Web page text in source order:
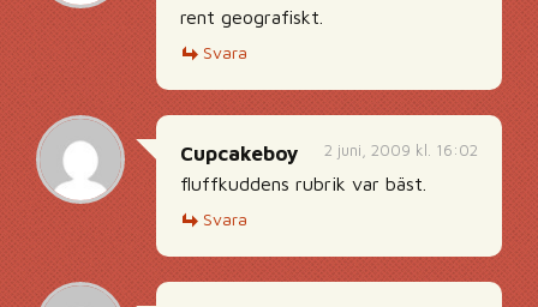
rent geografiskt.
Svara
2 juni, 2009 kl. 16:02
Cupcakeboy
fluffkuddens rubrik var bäst.
Svara